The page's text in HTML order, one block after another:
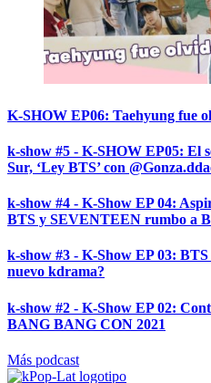
K-SHOW EP06: Taehyung fue
k-show #5 - K-SHOW EP05: El
Sur, ‘Ley BTS’ con
k-show #4 - K-Show EP 04:
BTS y SEVENTEEN rumbo a
k-show #3 - K-Show EP 03:
nuevo kdrama?
k-show #2 - K-Show EP 02:
BANG BANG CON 2021
Más podcast